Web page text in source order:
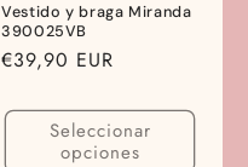
Vestido y braga Miranda
390025VB
Precio
€39,90 EUR
Seleccionar
opciones